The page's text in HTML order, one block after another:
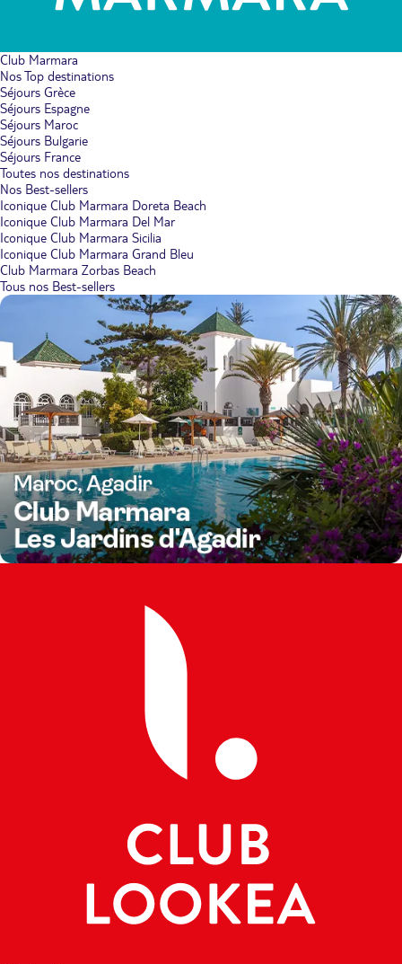
Club Marmara
Nos Top destinations
Séjours Grèce
Séjours Espagne
Séjours Maroc
Séjours Bulgarie
Séjours France
Toutes nos destinations
Nos Best-sellers
Iconique Club Marmara Doreta Beach
Iconique Club Marmara Del Mar
Iconique Club Marmara Sicilia
Iconique Club Marmara Grand Bleu
Club Marmara Zorbas Beach
Tous nos Best-sellers